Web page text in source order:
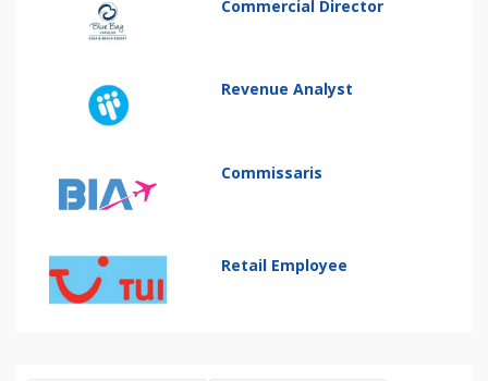
Commercial Director
Revenue Analyst
Commissaris
Retail Employee